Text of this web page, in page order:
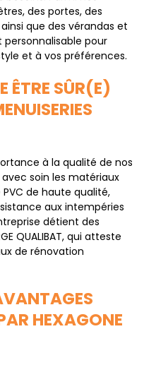
des portes, des
que des vérandas et
pour
et à vos préférences.
ÊTRE SÛR(E)
à la qualité de nos
soin les matériaux
de haute qualité,
aux intempéries
détient des
QUALIBAT, qui atteste
de rénovation
HEXAGONE